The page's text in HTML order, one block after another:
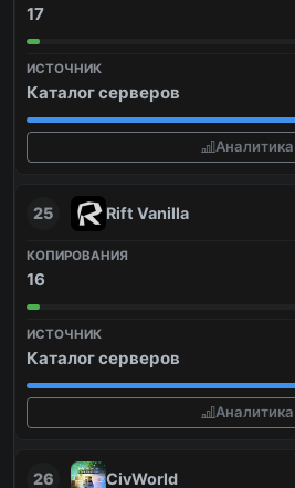
17
Каталог серверов
Аналитика
25 Rift Vanilla
16
Каталог серверов
Аналитика
26 CivWorld